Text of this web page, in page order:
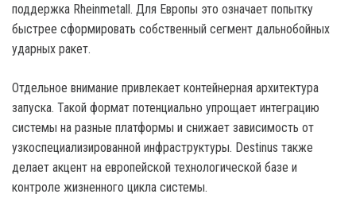
поддержка Rheinmetall. Для Европы это означает попытку
быстрее сформировать собственный сегмент дальнобойных
ударных ракет.
Отдельное внимание привлекает контейнерная архитектура
запуска. Такой формат потенциально упрощает интеграцию
системы на разные платформы и снижает зависимость от
узкоспециализированной инфраструктуры. Destinus также
делает акцент на европейской технологической базе и
контроле жизненного цикла системы.